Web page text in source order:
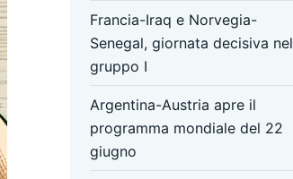
Francia-Iraq e Norvegia-
Senegal, giornata decisiva nel
gruppo I
Argentina-Austria apre il
programma mondiale del 22
giugno